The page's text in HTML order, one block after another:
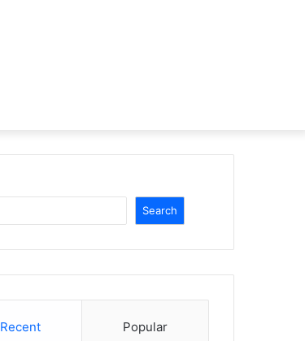
Search
Recent Popular